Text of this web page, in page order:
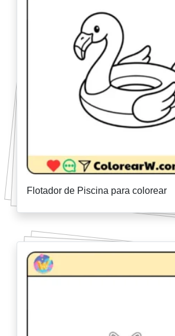
Flotador de Piscina para colorear